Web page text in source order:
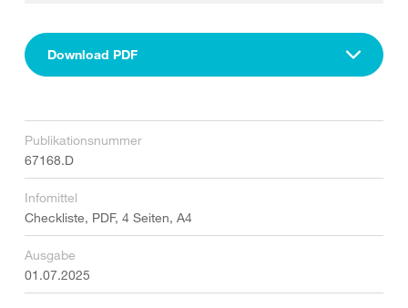
Download PDF
Publikationsnummer
67168.D
Infomittel
Checkliste, PDF, 4 Seiten, A4
Ausgabe
01.07.2025